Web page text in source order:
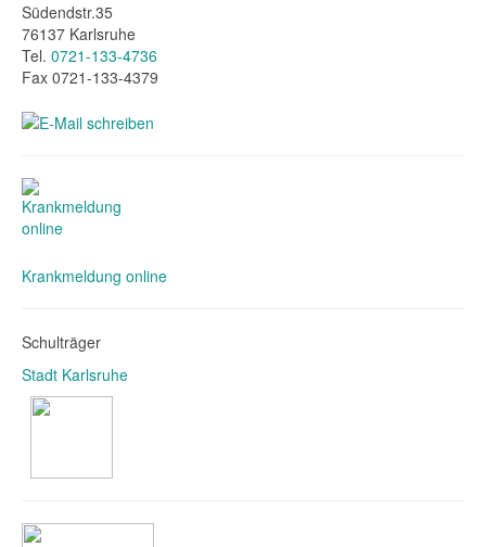
Südendstr.35
76137 Karlsruhe
Tel. 0721-133-4736
Fax 0721-133-4379
Krankmeldung online
Schulträger
Stadt Karlsruhe